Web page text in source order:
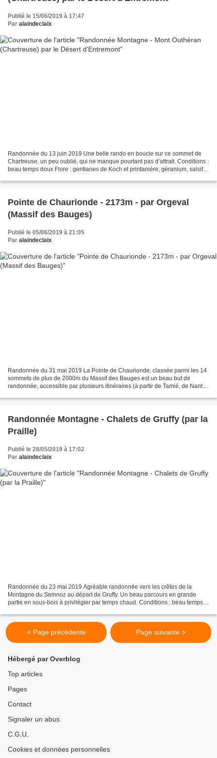
Publié le 15/06/2019 à 17:47
Par alaindeclaix
Randonnée du 13 juin 2019 Une belle rando en boucle sur ce sommet de
Chartreuse, un peu oublié, qui ne manque pourtant pas d’attrait. Conditions :
beau temps doux Flore : gentianes de Koch et printanière, géranium, salsifis
Pointe de Chaurionde - 2173m - par Orgeval
(Massif des Bauges)
Publié le 05/06/2019 à 21:05
Par alaindeclaix
Randonnée du 31 mai 2019 La Pointe de Chaurionde, classée parmi les 14
sommets de plus de 2000m du Massif des Bauges est un beau but de
randonnée, accessible par plusieurs itinéraires (à partir de Tamié, de Nant
Randonnée Montagne - Chalets de Gruffy (par la
Praille)
Publié le 28/05/2019 à 17:02
Par alaindeclaix
Randonnée du 23 mai 2019 Agréable randonnée vers les crêtes de la
Montagne du Semnoz au départ de Gruffy. Un beau parcours en grande
partie en sous-bois à privilégier par temps chaud. Conditions : beau temps,
< Page précédente Page suivante >
Hébergé par Overblog
Top articles
Pages
Contact
Signaler un abus
C.G.U.
Cookies et données personnelles